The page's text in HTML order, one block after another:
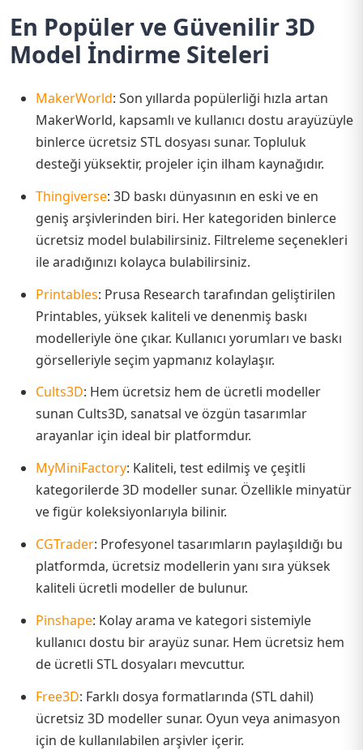
En Popüler ve Güvenilir 3D
Model İndirme Siteleri
MakerWorld: Son yıllarda popülerliği hızla artan
MakerWorld, kapsamlı ve kullanıcı dostu arayüzüyle
binlerce ücretsiz STL dosyası sunar. Topluluk
desteği yüksektir, projeler için ilham kaynağıdır.
Thingiverse: 3D baskı dünyasının en eski ve en
geniş arşivlerinden biri. Her kategoriden binlerce
ücretsiz model bulabilirsiniz. Filtreleme seçenekleri
ile aradığınızı kolayca bulabilirsiniz.
Printables: Prusa Research tarafından geliştirilen
Printables, yüksek kaliteli ve denenmiş baskı
modelleriyle öne çıkar. Kullanıcı yorumları ve baskı
görselleriyle seçim yapmanız kolaylaşır.
Cults3D: Hem ücretsiz hem de ücretli modeller
sunan Cults3D, sanatsal ve özgün tasarımlar
arayanlar için ideal bir platformdur.
MyMiniFactory: Kaliteli, test edilmiş ve çeşitli
kategorilerde 3D modeller sunar. Özellikle minyatür
ve figür koleksiyonlarıyla bilinir.
CGTrader: Profesyonel tasarımların paylaşıldığı bu
platformda, ücretsiz modellerin yanı sıra yüksek
kaliteli ücretli modeller de bulunur.
Pinshape: Kolay arama ve kategori sistemiyle
kullanıcı dostu bir arayüz sunar. Hem ücretsiz hem
de ücretli STL dosyaları mevcuttur.
Free3D: Farklı dosya formatlarında (STL dahil)
ücretsiz 3D modeller sunar. Oyun veya animasyon
için de kullanılabilen arşivler içerir.